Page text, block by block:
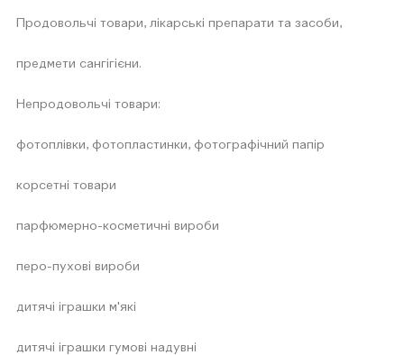
Продовольчі товари, лікарські препарати та засоби,
предмети сангігієни.
Непродовольчі товари:
фотоплівки, фотопластинки, фотографічний папір
корсетні товари
парфюмерно-косметичні вироби
перо-пухові вироби
дитячі іграшки м'які
дитячі іграшки гумові надувні